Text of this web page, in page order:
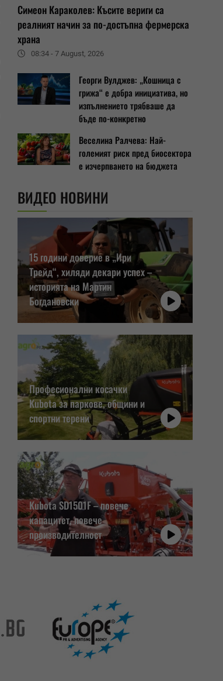
Симеон Караколев: Късите вериги са
реалният начин за по-достъпна фермерска
храна
08:34 - 7 August, 2026
Георги Вулджев: „Кошница с
грижа“ е добра инициатива, но
изпълнението трябваше да
бъде по-конкретно
Веселина Ралчева: Най-
големият риск пред биосектора
е изчерпването на бюджета
ВИДЕО НОВИНИ
15 години доверие в „Ири
Трейд“, хиляди декари успех –
историята на Мартин
Богдановски
Професионални косачки
Kubota за паркове, общини и
спортни терени
Kubota SD1501F – повече
капацитет, повече
производителност